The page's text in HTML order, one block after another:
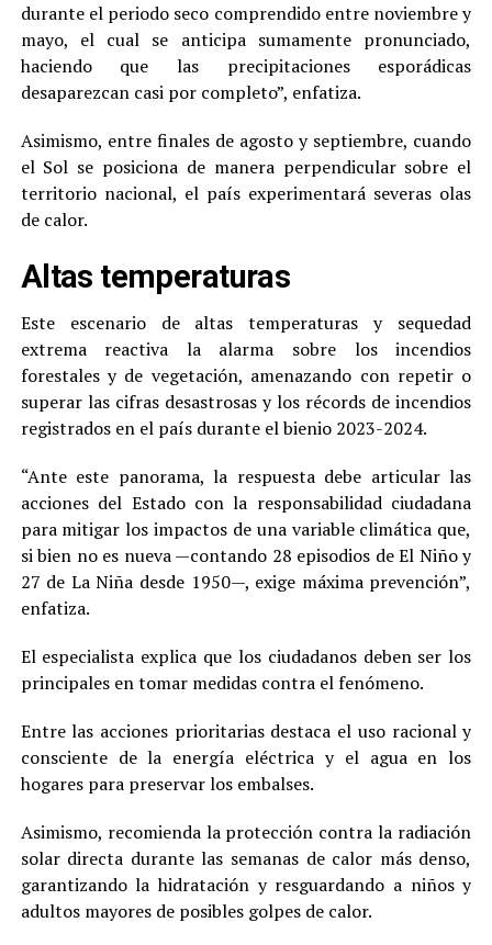
durante el periodo seco comprendido entre noviembre y
mayo, el cual se anticipa sumamente pronunciado,
haciendo que las precipitaciones esporádicas
desaparezcan casi por completo”, enfatiza.
Asimismo, entre finales de agosto y septiembre, cuando
el Sol se posiciona de manera perpendicular sobre el
territorio nacional, el país experimentará severas olas
de calor.
Altas temperaturas
Este escenario de altas temperaturas y sequedad
extrema reactiva la alarma sobre los incendios
forestales y de vegetación, amenazando con repetir o
superar las cifras desastrosas y los récords de incendios
registrados en el país durante el bienio 2023-2024.
“Ante este panorama, la respuesta debe articular las
acciones del Estado con la responsabilidad ciudadana
para mitigar los impactos de una variable climática que,
si bien no es nueva —contando 28 episodios de El Niño y
27 de La Niña desde 1950—, exige máxima prevención”,
enfatiza.
El especialista explica que los ciudadanos deben ser los
principales en tomar medidas contra el fenómeno.
Entre las acciones prioritarias destaca el uso racional y
consciente de la energía eléctrica y el agua en los
hogares para preservar los embalses.
Asimismo, recomienda la protección contra la radiación
solar directa durante las semanas de calor más denso,
garantizando la hidratación y resguardando a niños y
adultos mayores de posibles golpes de calor.